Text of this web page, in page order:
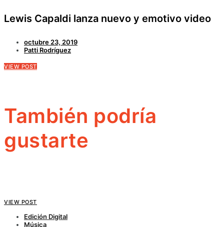
Lewis Capaldi lanza nuevo y emotivo video
octubre 23, 2019
Patti Rodríguez
VIEW POST
También podría
gustarte
VIEW POST
Edición Digital
Música